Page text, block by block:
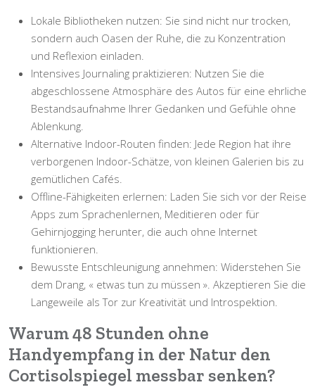
Lokale Bibliotheken nutzen: Sie sind nicht nur trocken,
sondern auch Oasen der Ruhe, die zu Konzentration
und Reflexion einladen.
Intensives Journaling praktizieren: Nutzen Sie die
abgeschlossene Atmosphäre des Autos für eine ehrliche
Bestandsaufnahme Ihrer Gedanken und Gefühle ohne
Ablenkung.
Alternative Indoor-Routen finden: Jede Region hat ihre
verborgenen Indoor-Schätze, von kleinen Galerien bis zu
gemütlichen Cafés.
Offline-Fähigkeiten erlernen: Laden Sie sich vor der Reise
Apps zum Sprachenlernen, Meditieren oder für
Gehirnjogging herunter, die auch ohne Internet
funktionieren.
Bewusste Entschleunigung annehmen: Widerstehen Sie
dem Drang, « etwas tun zu müssen ». Akzeptieren Sie die
Langeweile als Tor zur Kreativität und Introspektion.
Warum 48 Stunden ohne
Handyempfang in der Natur den
Cortisolspiegel messbar senken?